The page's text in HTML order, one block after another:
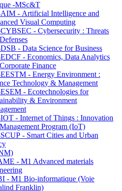
-MSc&T
- Artificial Intelligence and
Visual Computing
- Cybersecurity : Threats
- Data Science for Business
- Economics, Data Analytics
Finance
- Energy Environment :
Technology & Management
- Ecotechnologies for
& Environment
- Internet of Things : Innovation
Program (IoT)
- Smart Cities and Urban
- M1 Advanced materials
- M1 Bio-informatique (Voie
Franklin)